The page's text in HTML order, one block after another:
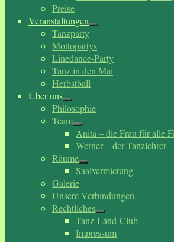
Preise
Veranstaltungen
Tanzparty
Mottopartys
Linedance-Party
Tanz in den Mai
Herbstball
Über uns
Philosophie
Team
Anita – die Frau für alle
Werner – der Tanzlehrer
Räume
Saalvermietung
Galerie
Unsere Verbindungen
Rechtliches
Tanz-Länd-Club
Impressum